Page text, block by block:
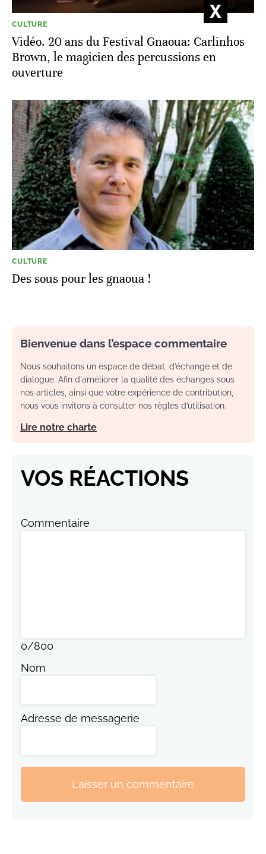
CULTURE
Vidéo. 20 ans du Festival Gnaoua: Carlinhos
Brown, le magicien des percussions en
ouverture
CULTURE
Des sous pour les gnaoua !
Bienvenue dans l’espace commentaire
Nous souhaitons un espace de débat, d’échange et de
dialogue. Afin d'améliorer la qualité des échanges sous
nos articles, ainsi que votre expérience de contribution,
nous vous invitons à consulter nos règles d’utilisation.
Lire notre charte
VOS RÉACTIONS
Commentaire
0/800
Nom
Adresse de messagerie
Laisser un commentaire